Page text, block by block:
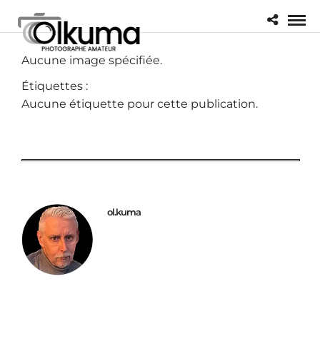
Aucune image spécifiée.
Étiquettes :
Aucune étiquette pour cette publication.
ol.kuma